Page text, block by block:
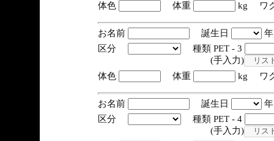
体色
体重 kg ワ
お名前 誕生日
区分
種類 PET - 3
(手入力)
体色
体重 kg ワ
お名前 誕生日
区分
種類 PET - 4
(手入力)